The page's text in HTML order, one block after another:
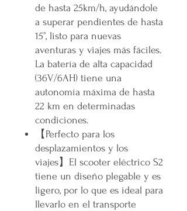
de hasta 25km/h, ayudándole
a superar pendientes de hasta
15°, listo para nuevas
aventuras y viajes más fáciles.
La batería de alta capacidad
(36V/6AH) tiene una
autonomía máxima de hasta
22 km en determinadas
condiciones.
【 Perfecto para los
desplazamientos y los
viajes】 El scooter eléctrico S2
tiene un diseño plegable y es
ligero, por lo que es ideal para
llevarlo en el transporte